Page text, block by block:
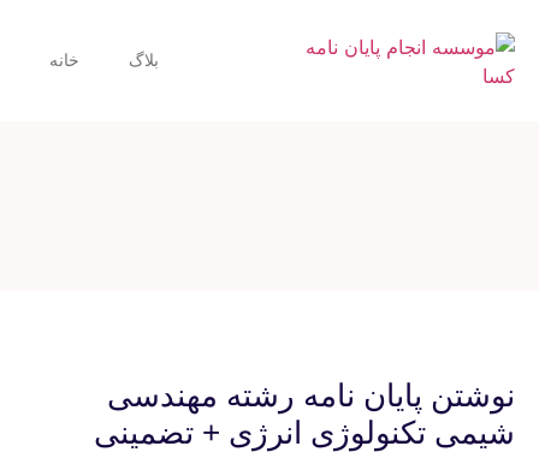
خانه بلاگ
نوشتن پایان نامه رشته مهندسی
شیمی تکنولوژی انرژی + تضمینی